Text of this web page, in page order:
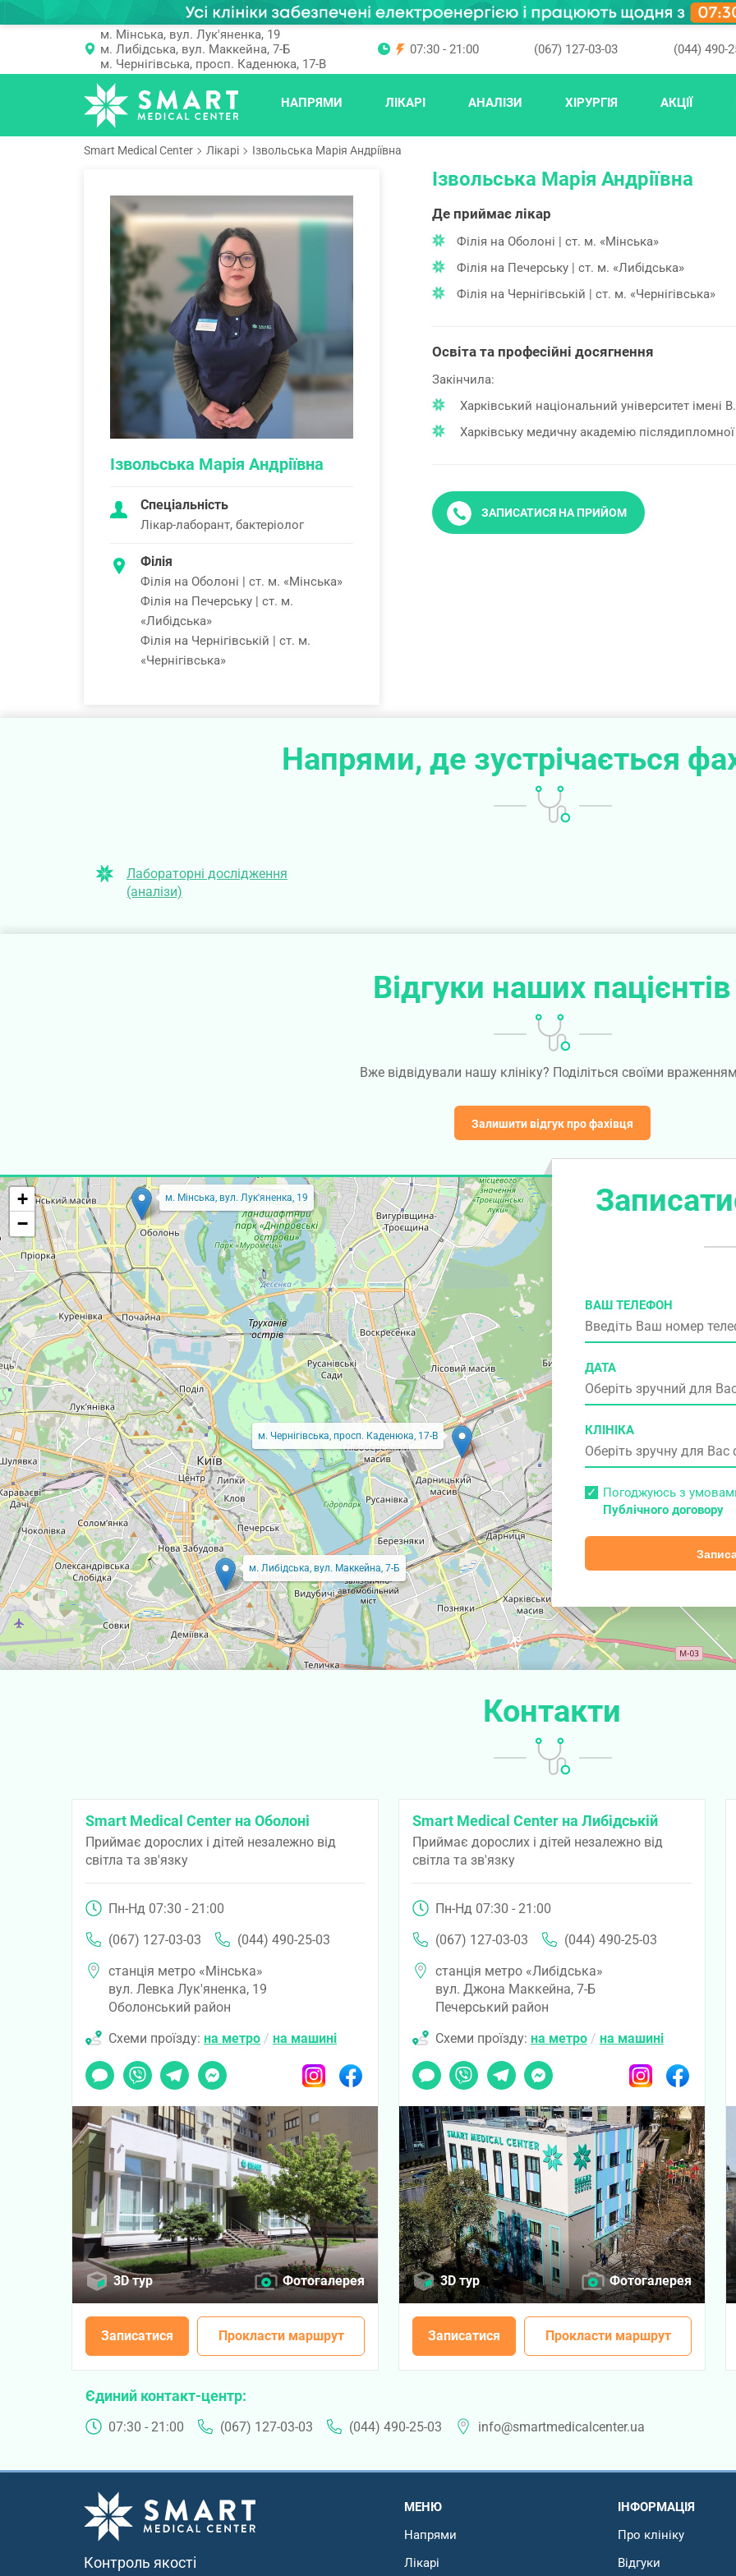
м. Мінська, вул. Лук'яненка, 19
м. Либідська, вул. Маккейна, 7-Б
м. Чернігівська, просп. Каденюка, 17-В
07:30 - 21:00 (067) 127-03-03 (044) 490-
НАПРЯМИ ЛІКАРІ АНАЛІЗИ ХІРУРГІЯ АКЦІЇ
Smart Medical Center Лікарі Ізвольська Марія Андріївна
Ізвольська Марія Андріївна
Спеціальність
Лікар-лаборант, бактеріолог
Філія
Філія на Оболоні | ст. м. «Мінська»
Філія на Печерську | ст. м.
«Либідська»
Філія на Чернігівській | ст. м.
«Чернігівська»
Ізвольська Марія Андріївна
Де приймає лікар
Філія на Оболоні | ст. м. «Мінська»
Філія на Печерську | ст. м. «Либідська»
Філія на Чернігівській | ст. м. «Чернігівська»
Освіта та професійні досягнення
Закінчила:
Харківський національний університет імені
Харківську медичну академію післядипломної
ЗАПИСАТИСЯ НА ПРИЙОМ
Напрями, де зустрічається
Лабораторні дослідження
(аналізи)
Відгуки наших пацієнтів
Вже відвідували нашу клініку? Поділіться своїми
Залишити відгук про фахівця
ВАШ ТЕЛЕФОН
ДАТА
КЛІНІКА
Погоджуюсь з
Публічного договору
м. Мінська, вул. Лук'яненка, 19
м. Либідська, вул. Маккейна, 7-Б
м. Чернігівська, просп. Каденюка, 17-В
+
−
Контакти
Smart Medical Center на Оболоні
Приймає дорослих і дітей незалежно від
світла та зв'язку
Пн-Нд 07:30 - 21:00
(067) 127-03-03
(044) 490-25-03
станція метро «Мінська»
вул. Левка Лук'яненка, 19
Оболонський район
Схеми проїзду: на метро / на машині
Чат Viber TelegramMessenger InstagramFacebook
3D тур Фотогалерея
Записатися Прокласти маршрут
Smart Medical Center на Либідській
Приймає дорослих і дітей незалежно від
світла та зв'язку
Пн-Нд 07:30 - 21:00
(067) 127-03-03
(044) 490-25-03
станція метро «Либідська»
вул. Джона Маккейна, 7-Б
Печерський район
Схеми проїзду: на метро/ на машині
Чат Viber TelegramMessenger InstagramFacebook
3D тур Фотогалерея
Записатися Прокласти маршрут
Єдиний контакт-центр
07:30 - 21:00 (067) 127-03-03 (044) 490-25-03 info@smartmedicalcenter.ua
Контроль якості
МЕНЮ
Напрями
Лікарі
ІНФОРМАЦІЯ
Про клініку
Відгуки